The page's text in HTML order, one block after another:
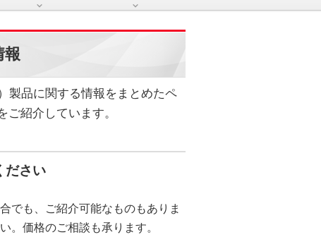
報
製品に関する情報をまとめたペ
紹介しています。
ださい
でも、ご紹介可能なものもありま
。価格のご相談も承ります。